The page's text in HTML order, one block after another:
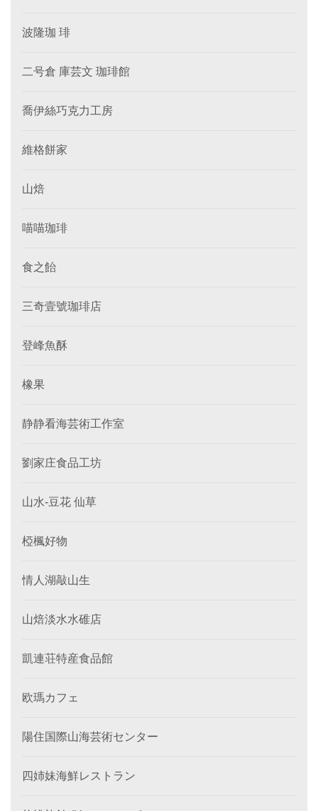
波隆珈 琲
二号倉 庫芸文 珈琲館
喬伊絲巧克力工房
維格餅家
山焙
喵喵珈琲
食之飴
三奇壹號珈琲店
登峰魚酥
橡果
静静看海芸術工作室
劉家庄食品工坊
山水-豆花 仙草
椏楓好物
情人湖敲山生
山焙淡水水碓店
凱連荘特産食品館
欧瑪カフェ
陽住国際山海芸術センター
四姉妹海鮮レストラン